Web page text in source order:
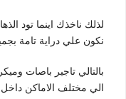
لذلك ناخذك اينما تود
نكون علي دراية تامة
بالتالي تاجير باصات
الي مختلف الاماكن